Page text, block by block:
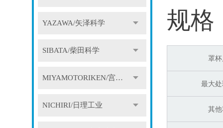
YAZAWA/矢泽科学
SIBATA/柴田科学
MIYAMOTORIKEN/宫本理研
NICHIRI/日理工业
规格
罩
最大
其